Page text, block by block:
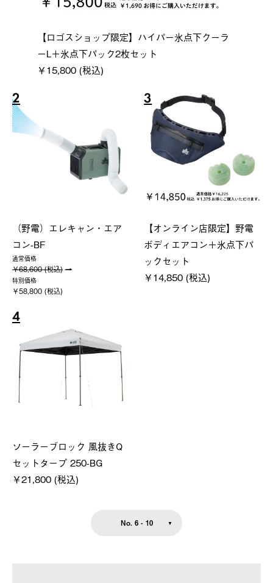
【ロゴスショップ限定】ハイパー氷点下クーラ
ーL＋氷点下パック2枚セット
￥15,800 (税込)
2
（野電）エレキャン・エア
コン-BF
通常価格
￥68,600 (税込)
特別価格
￥58,800 (税込)
3
【オンライン店限定】野電
ボディエアコン＋氷点下パ
ックセット
￥14,850 (税込)
4
ソーラーブロック 風抜きQ
セットタープ 250-BG
￥21,800 (税込)
No. 6 - 10